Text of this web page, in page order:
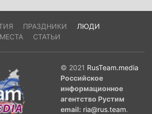
ПРАЗДНИКИ
ЛЮДИ
МЕСТА СТАТЬИ
© 2021 RusTeam.media
Российское
информационное
агентство Рустим
email: ria@rus.team.